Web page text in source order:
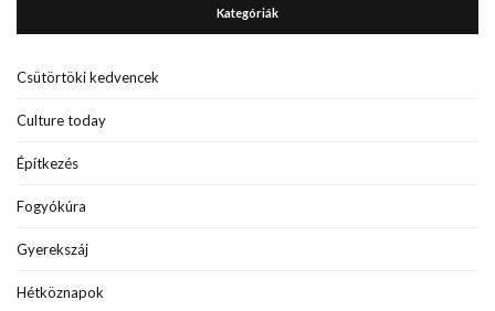
Kategóriák
Csütörtöki kedvencek
Culture today
Építkezés
Fogyókúra
Gyerekszáj
Hétköznapok